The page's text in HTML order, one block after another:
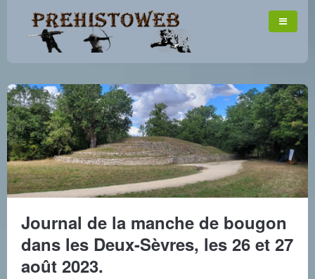
Journal de la manche de bougon
dans les Deux-Sèvres, les 26 et 27
août 2023.